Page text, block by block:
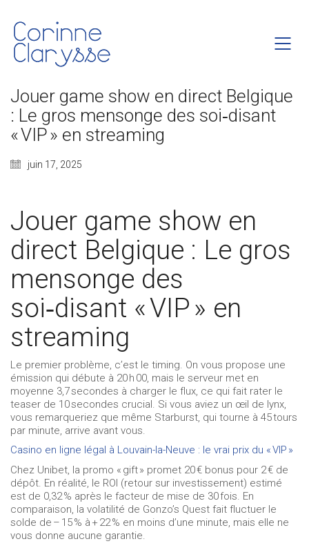
Jouer game show en direct Belgique
: Le gros mensonge des soi‑disant
« VIP » en streaming
juin 17, 2025
Jouer game show en
direct Belgique : Le gros
mensonge des
soi‑disant « VIP » en
streaming
Le premier problème, c’est le timing. On vous propose une
émission qui débute à 20 h 00, mais le serveur met en
moyenne 3,7 secondes à charger le flux, ce qui fait rater le
teaser de 10 secondes crucial. Si vous aviez un œil de lynx,
vous remarqueriez que même Starburst, qui tourne à 45 tours
par minute, arrive avant vous.
Casino en ligne légal à Louvain-la-Neuve : le vrai prix du « VIP »
Chez Unibet, la promo « gift » promet 20 € bonus pour 2 € de
dépôt. En réalité, le ROI (retour sur investissement) estimé
est de 0,32 % après le facteur de mise de 30 fois. En
comparaison, la volatilité de Gonzo’s Quest fait fluctuer le
solde de – 15 % à + 22 % en moins d’une minute, mais elle ne
vous donne aucune garantie.